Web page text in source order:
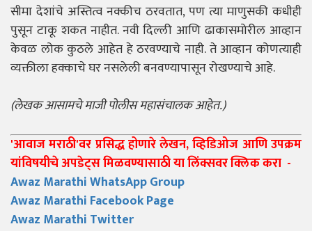
सीमा देशांचे अस्तित्व नक्कीच ठरवतात, पण त्या माणुसकी कधीही
पुसून टाकू शकत नाहीत. नवी दिल्ली आणि ढाकासमोरील आव्हान
केवळ लोक कुठले आहेत हे ठरवण्याचे नाही. ते आव्हान कोणत्याही
व्यक्तीला हक्काचे घर नसलेली बनवण्यापासून रोखण्याचे आहे.
(लेखक आसामचे माजी पोलीस महासंचालक आहेत.)
'आवाज मराठी'वर प्रसिद्ध होणारे लेखन, व्हिडिओज आणि उपक्रम
यांविषयीचे अपडेट्स मिळवण्यासाठी या लिंक्सवर क्लिक करा -
Awaz Marathi WhatsApp Group
Awaz Marathi Facebook Page
Awaz Marathi Twitter